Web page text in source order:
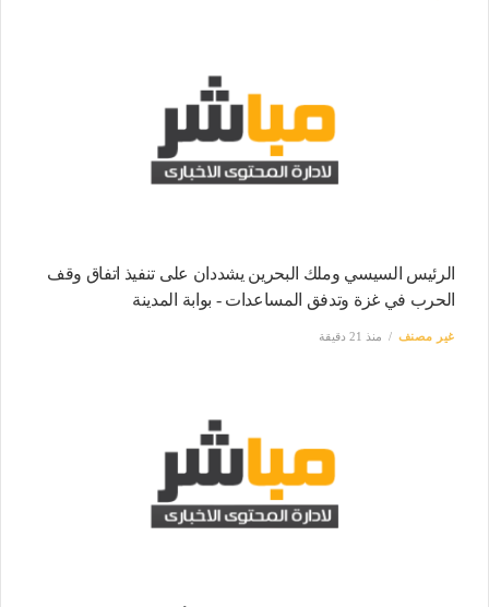
الرئيس السيسي وملك البحرين يشددان على تنفيذ اتفاق وقف
الحرب في غزة وتدفق المساعدات - بوابة المدينة
غير مصنف منذ 21 دقيقة